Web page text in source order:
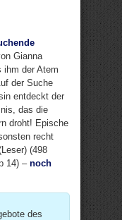
Gianna
ihm der Atem
der Suche
entdeckt der
das die
droht! Epische
recht
(498
14) –noch
des